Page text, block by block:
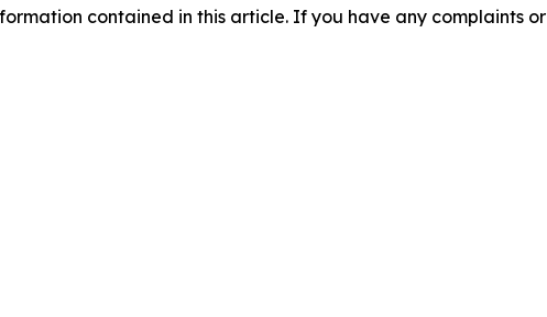
contained in this article. If you have any complaints